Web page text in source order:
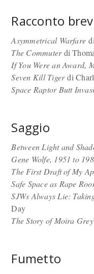
Racconto
Asymmetrical Warfare
The Commuterdi
If You Were an Award,
Seven Kill Tigerdi
Space Raptor Butt
Saggio
Between Light and
Gene Wolfe, 1951 to
The First Draft of My
Safe Space as Rape
SJWs Always Lie:
Day
The Story of Moira
Fumetto